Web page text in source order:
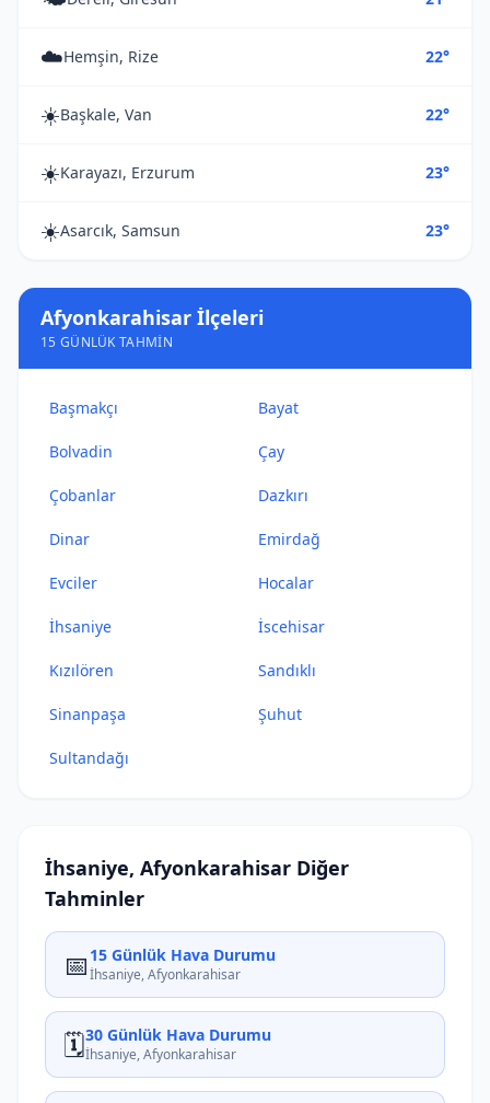
☁️Hemşin, Rize 22°
☀️Başkale, Van 22°
☀️Karayazı, Erzurum 23°
☀️Asarcık, Samsun 23°
Afyonkarahisar İlçeleri
15 GÜNLÜK TAHMIN
Başmakçı Bayat
Bolvadin Çay
Çobanlar Dazkırı
Dinar Emirdağ
Evciler Hocalar
İhsaniye İscehisar
Kızılören Sandıklı
Sinanpaşa Şuhut
Sultandağı
İhsaniye, Afyonkarahisar Diğer
Tahminler
📅 15 Günlük Hava Durumu
İhsaniye, Afyonkarahisar
🗓️30 Günlük Hava Durumu
İhsaniye, Afyonkarahisar